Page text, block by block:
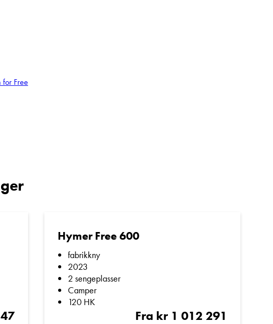
for Free
Hymer Free 600
fabrikkny
2023
2 sengeplasser
Camper
120 HK
Fra kr 1 012 291